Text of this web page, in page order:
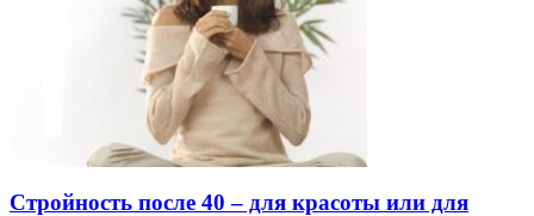
Стройность после 40 – для красоты или для